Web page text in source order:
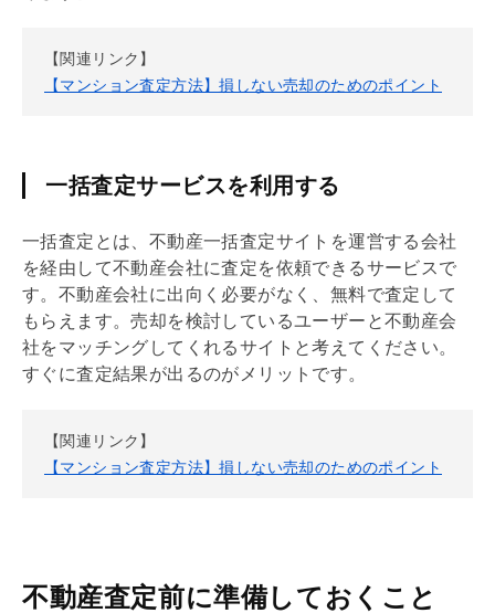
【関連リンク】
【マンション査定方法】損しない売却のためのポイント
一括査定サービスを利用する
一括査定とは、不動産一括査定サイトを運営する会社
を経由して不動産会社に査定を依頼できるサービスで
す。不動産会社に出向く必要がなく、無料で査定して
もらえます。売却を検討しているユーザーと不動産会
社をマッチングしてくれるサイトと考えてください。
すぐに査定結果が出るのがメリットです。
【関連リンク】
【マンション査定方法】損しない売却のためのポイント
不動産査定前に準備しておくこと